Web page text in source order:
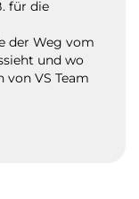
für die
der Weg vom
und wo
VS Team